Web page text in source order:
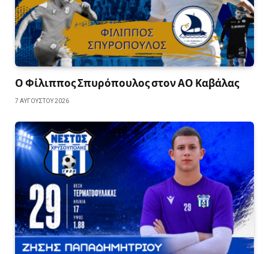
Ο Φίλιππος Σπυρόπουλος στον ΑΟ Καβάλας
7 ΑΥΓΟΎΣΤΟΥ 2026